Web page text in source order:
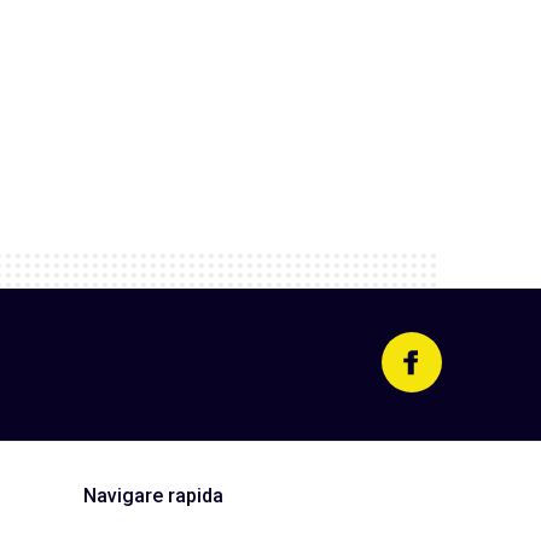
Navigare rapida